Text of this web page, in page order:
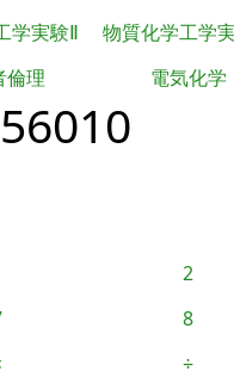
学実験Ⅱ
物質化学工学
倫理 電気化学
2
8
÷